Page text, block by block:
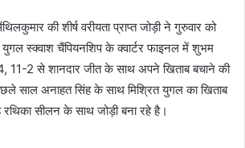
की शीर्ष वरीयता प्राप्त जोड़ी ने गुरुवार को
युगल स्क्वाश चैंपियनशिप के क्वार्टर फाइनल में शुभम
11-2 से शानदार जीत के साथ अपने खिताब बचाने की
साल अनाहत सिंह के साथ मिश्रित युगल का खिताब
रथिका सीलन के साथ जोड़ी बना रहे है।